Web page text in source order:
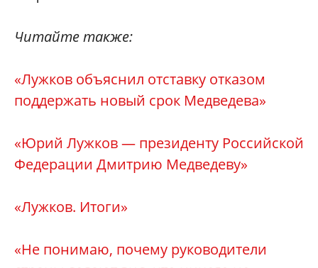
Читайте также:
«Лужков объяснил отставку отказом
поддержать новый срок Медведева»
«Юрий Лужков — президенту Российской
Федерации Дмитрию Медведеву»
«Лужков. Итоги»
«Не понимаю, почему руководители